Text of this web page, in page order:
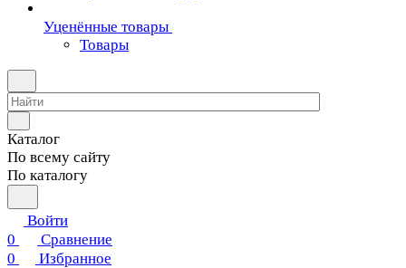
Уценённые товары
Товары
Каталог
По всему сайту
По каталогу
Войти
0
Сравнение
0
Избранное